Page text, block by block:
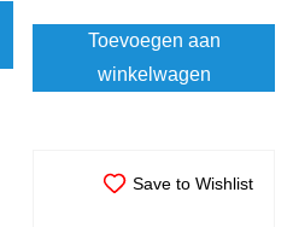
Toevoegen aan
winkelwagen
Save to Wishlist